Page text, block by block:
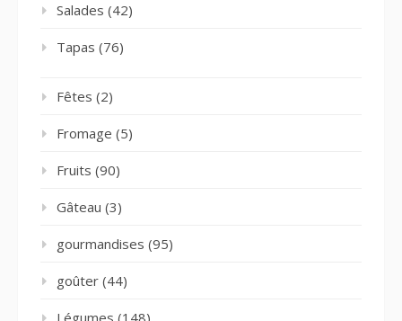
Salades (42)
Tapas (76)
Fêtes (2)
Fromage (5)
Fruits (90)
Gâteau (3)
gourmandises (95)
goûter (44)